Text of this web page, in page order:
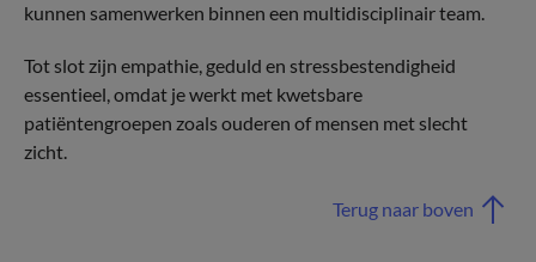
kunnen samenwerken binnen een multidisciplinair team.
Tot slot zijn empathie, geduld en stressbestendigheid
essentieel, omdat je werkt met kwetsbare
patiëntengroepen zoals ouderen of mensen met slecht
zicht.
Terug naar boven